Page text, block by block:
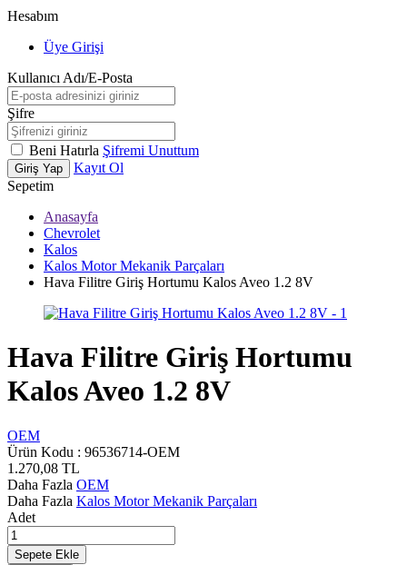
Hesabım
Üye Girişi
Kullanıcı Adı/E-Posta
Şifre
Beni Hatırla Şifremi Unuttum
Giriş Yap
Kayıt Ol
Sepetim
Anasayfa
Chevrolet
Kalos
Kalos Motor Mekanik Parçaları
Hava Filitre Giriş Hortumu Kalos Aveo 1.2 8V
Hava Filitre Giriş Hortumu
Kalos Aveo 1.2 8V
OEM
Ürün Kodu : 96536714-OEM
1.270,08 TL
Daha Fazla OEM
Daha Fazla Kalos Motor Mekanik Parçaları
Adet
Sepete Ekle